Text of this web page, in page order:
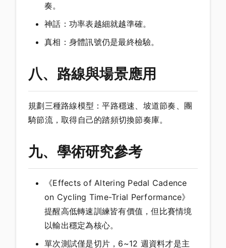
奏。
神話：功率表越細就越準確。
真相：身體訊號仍是最終檢驗。
八、路線與場景應用
規劃三種路線模型：平路穩速、坡道節奏、團
騎節流，取得自己的踏頻切換節奏庫。
九、學術研究參考
《Effects of Altering Pedal Cadence
on Cycling Time-Trial Performance》
提醒高低轉速訓練皆有價值，但比賽情境
以輸出穩定為核心。
單次測試僅是切片，6~12 週資料才是主